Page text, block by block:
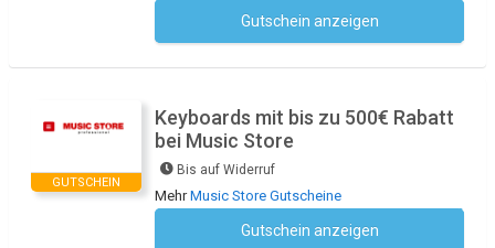
Gutschein anzeigen
GUTSCHEIN
Keyboards mit bis zu 500€ Rabatt
bei Music Store
Bis auf Widerruf
MehrMusic Store Gutscheine
Gutschein anzeigen